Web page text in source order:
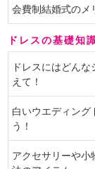
会費制結婚式のメ
ドレスの基礎知
ドレスにはどん
えて！
白いウエディング
う！
アクセサリーや